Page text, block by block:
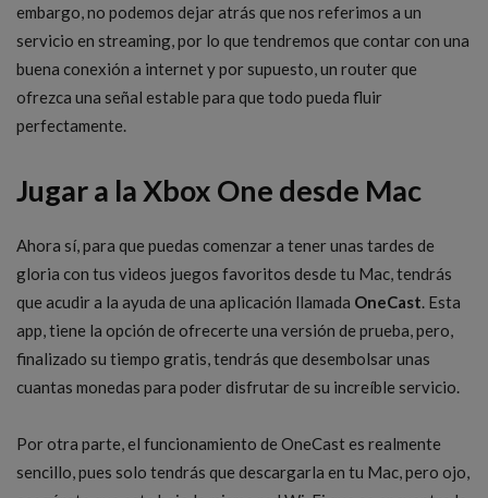
embargo, no podemos dejar atrás que nos referimos a un
servicio en streaming, por lo que tendremos que contar con una
buena conexión a internet y por supuesto, un router que
ofrezca una señal estable para que todo pueda fluir
perfectamente.
Jugar a la Xbox One desde Mac
Ahora sí, para que puedas comenzar a tener unas tardes de
gloria con tus videos juegos favoritos desde tu Mac, tendrás
que acudir a la ayuda de una aplicación llamada OneCast . Esta
app, tiene la opción de ofrecerte una versión de prueba, pero,
finalizado su tiempo gratis, tendrás que desembolsar unas
cuantas monedas para poder disfrutar de su increíble servicio.
Por otra parte, el funcionamiento de OneCast es realmente
sencillo, pues solo tendrás que descargarla en tu Mac, pero ojo,